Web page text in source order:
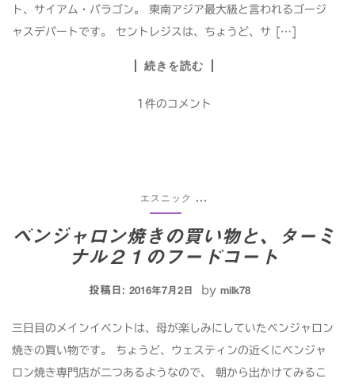
ト、サイアム・パラゴン。 東南アジア最大級と言われるゴージ
ャスデパートです。 セントレジスは、ちょうど、サ […]
続きを読む
1件のコメント
エスニック ...
ベンジャロン焼きの買い物と、ターミ
ナル２１のフードコート
投稿日: 2016年7月2日 by milk78
三日目のメインイベントは、母が楽しみにしていたベンジャロン
焼きの買い物です。 ちょうど、ウェスティンの近くにベンジャ
ロン焼き専門店が二つあるようなので、 朝から出かけてみるこ